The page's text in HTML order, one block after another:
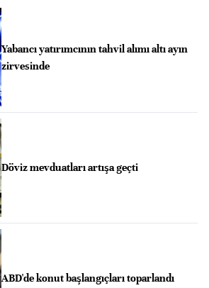
Yabancı yatırımcının tahvil alımı altı ayın
zirvesinde
Döviz mevduatları artışa geçti
ABD'de konut başlangıçları toparlandı